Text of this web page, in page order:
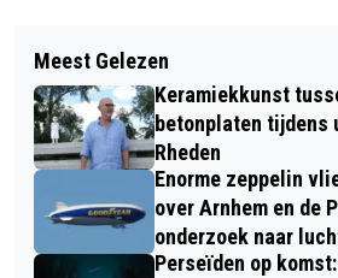
MHC DIEREN JO16
KAMPIOEN OP BB
2025
HEEL VELP SCHOON
ZATERDAG 12 JULI 2025
Meest Gelezen
Keramiekkunst
betonplaten tijdens
Rheden
Enorme zeppelin
over Arnhem en de
onderzoek naar
Perseïden op